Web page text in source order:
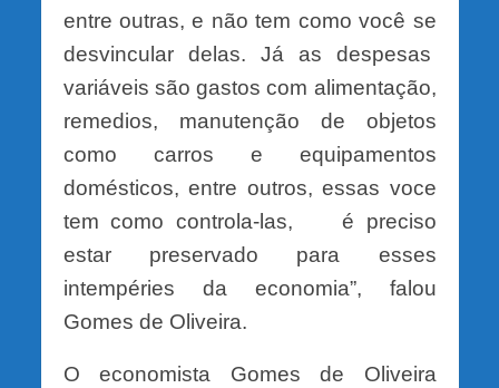
entre outras, e não tem como você se
desvincular delas. Já as despesas
variáveis são gastos com alimentação,
remedios, manutenção de objetos
como carros e equipamentos
domésticos, entre outros, essas voce
tem como controla-las, é preciso
estar preservado para esses
intempéries da economia”, falou
Gomes de Oliveira.
O economista Gomes de Oliveira